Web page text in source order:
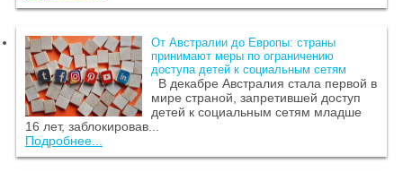
От Австралии до Европы: страны
принимают меры по ограничению
доступа детей к социальным сетям
В декабре Австралия стала первой в
мире страной, запретившей доступ
детей к социальным сетям младше
16 лет, заблокировав...
Подробнее...